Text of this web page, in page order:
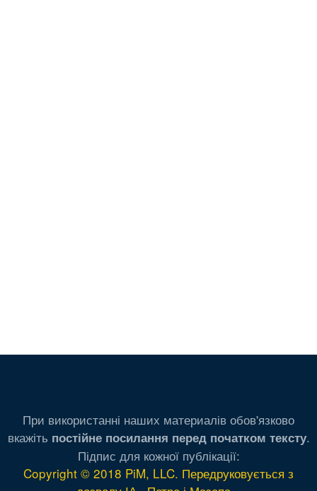
При використанні наших материалів обов'язково
вкажіть постійне посилання перед початком тексту.
Підпис для кожної публікації:
Copyright © 2018 PiM, LLC. Передруковується з